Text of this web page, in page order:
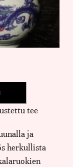
tee
ja
herkullista